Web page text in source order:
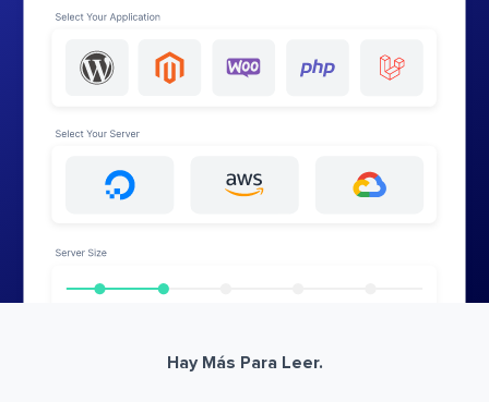
Hay Más Para Leer.